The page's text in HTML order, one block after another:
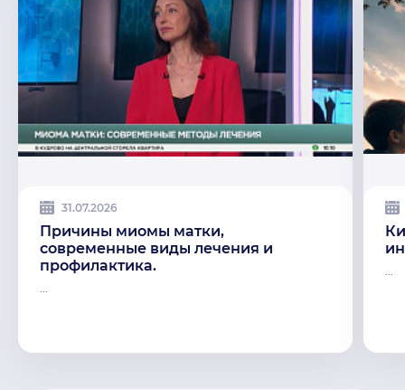
31.07.2026
Причины миомы матки,
современные виды лечения и
профилактика.
...
...